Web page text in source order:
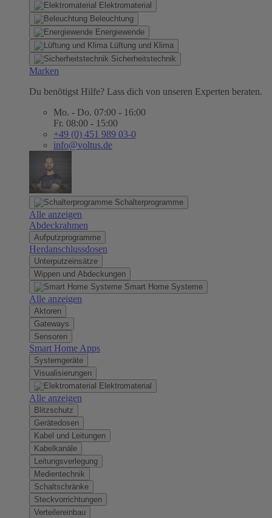
Elektromaterial
Beleuchtung
Energiewende
Lüftung und Klima
Sicherheitstechnik
Marken
Du benötigst Hilfe? Lass dich von unseren Experten beraten.
Mo. - Do. 07:00 - 16:00
Fr. 08:00 - 15:00
+49 (0) 451 989 03-0
info@voltus.de
Schalterprogramme
Alle anzeigen
Abdeckrahmen
Aufputzprogramme
Herdanschlussdosen
Unterputzeinsätze
Wippen und Abdeckungen
Smart Home Systeme
Alle anzeigen
Aktoren
Gateways
Sensoren
Smart Home Apps
Systemgeräte
Visualisierungen
Elektromaterial
Alle anzeigen
Blitzschutz
Gerätedosen
Kabel und Leitungen
Kabelkanäle
Leitungsverlegung
Medientechnik
Schaltschränke
Steckvorrichtungen
Verteilereinbau